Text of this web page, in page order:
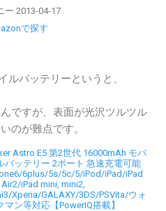
ー 2013-04-17
で探す
バッテリーというと、
ですが、表面が光沢ツルツル
のが難点です。
Astro E5 第2世代 16000mAh モバ
バッテリー 2ポート 急速充電可能
6plus/5s/5c/5/iPod/iPad/iPad
Air2/iPad mini, mini2,
Xperia/GALAXY/3DS/PSVita/ウォ
マン等対応【PowerIQ搭載】